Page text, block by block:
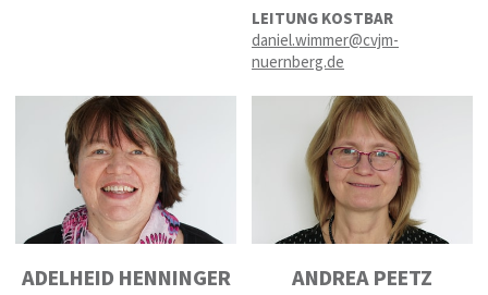
LEITUNG KOSTBAR
daniel.wimmer@cvjm-
nuernberg.de
ADELHEID HENNINGER ANDREA PEETZ